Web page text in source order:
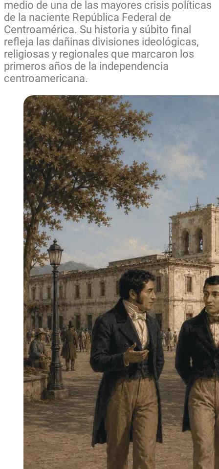
medio de una de las mayores crisis políticas
de la naciente República Federal de
Centroamérica. Su historia y súbito final
refleja las dañinas divisiones ideológicas,
religiosas y regionales que marcaron los
primeros años de la independencia
centroamericana.